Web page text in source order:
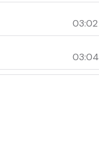
03:02
03:04